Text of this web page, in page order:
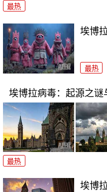
最热
埃博
最热
埃博拉病毒：起源之谜
最热
埃博